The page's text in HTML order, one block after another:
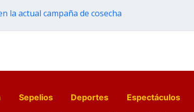
la actual campaña de cosecha
Sepelios Deportes Espectáculos